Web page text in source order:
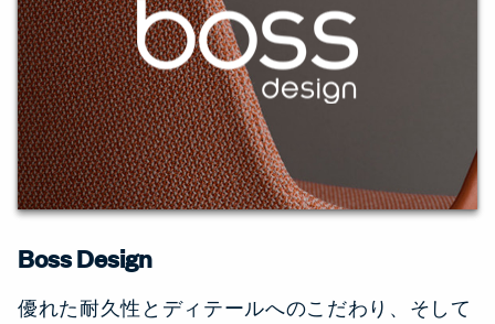
Boss Design
優れた耐久性とディテールへのこだわり、そして